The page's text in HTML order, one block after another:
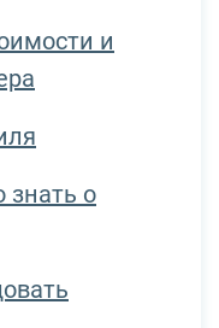
и
знать о